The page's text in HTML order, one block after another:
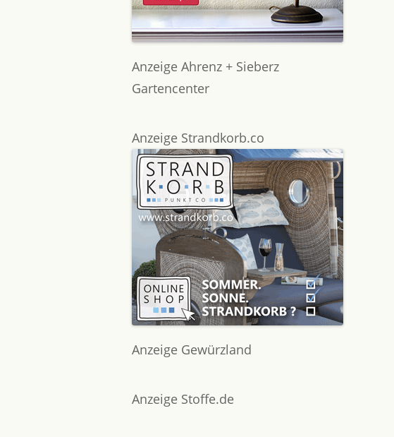
Anzeige Ahrenz + Sieberz
Gartencenter
Anzeige Strandkorb.co
Anzeige Gewürzland
Anzeige Stoffe.de